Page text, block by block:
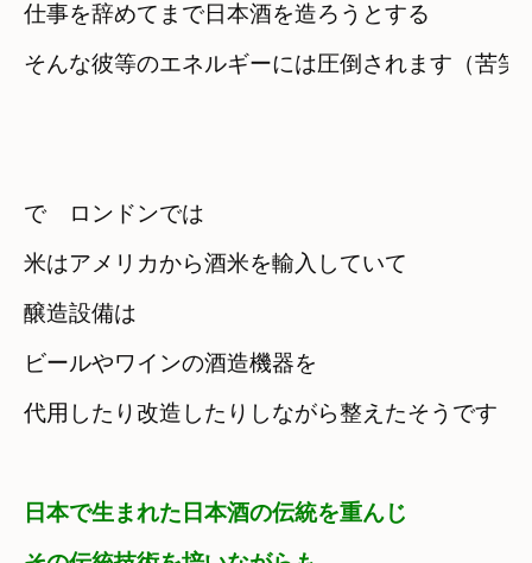
仕事を辞めてまで日本酒を造ろうとする
で　ロンドンでは
米はアメリカから酒米を輸入していて
醸造設備は
ビールやワインの酒造機器を
代用したり改造したりしながら整えたそうです
日本で生まれた日本酒の伝統を重んじ